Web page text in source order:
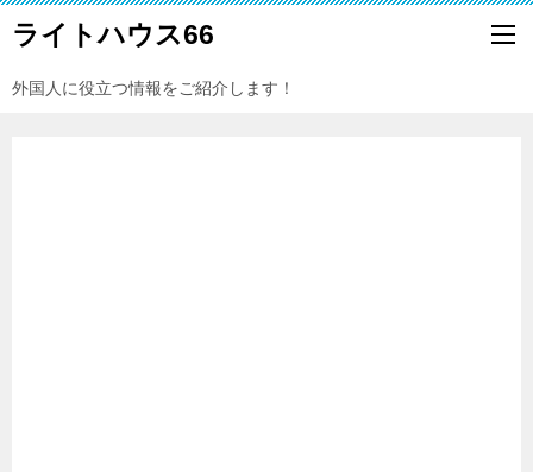
ライトハウス66
外国人に役立つ情報をご紹介します！